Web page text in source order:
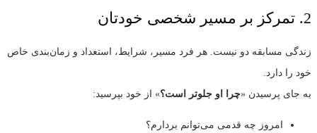
2. تمرکز بر مسیر شخصی خودتان
زندگی مسابقه دو نیست. هر فرد مسیر، شرایط، استعداد و زمان‌بندی خاص
خود را دارد.
به جای پرسیدن «چرا او جلوتر است؟» از خود بپرسید:
امروز چه قدمی می‌توانم بردارم؟